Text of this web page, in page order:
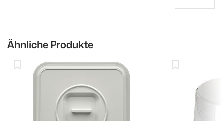
Ähnliche Produkte